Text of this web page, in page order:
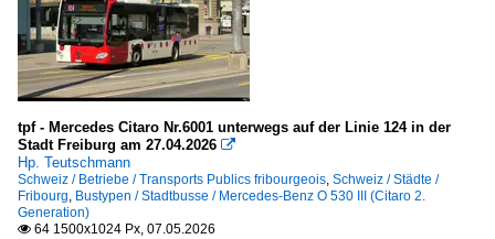
tpf - Mercedes Citaro Nr.6001 unterwegs auf der Linie 124 in der
Stadt Freiburg am 27.04.2026 
Hp. Teutschmann
Schweiz / Betriebe / Transports Publics fribourgeois, Schweiz / Städte /
Fribourg, Bustypen / Stadtbusse / Mercedes-Benz O 530 III (Citaro 2.
Generation)
 64 1500x1024 Px, 07.05.2026